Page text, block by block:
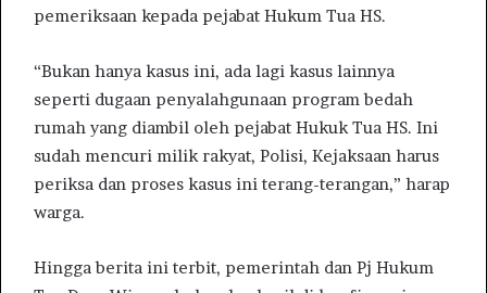
pemeriksaan kepada pejabat Hukum Tua HS.
“Bukan hanya kasus ini, ada lagi kasus lainnya
seperti dugaan penyalahgunaan program bedah
rumah yang diambil oleh pejabat Hukuk Tua HS. Ini
sudah mencuri milik rakyat, Polisi, Kejaksaan harus
periksa dan proses kasus ini terang-terangan,” harap
warga.
Hingga berita ini terbit, pemerintah dan Pj Hukum